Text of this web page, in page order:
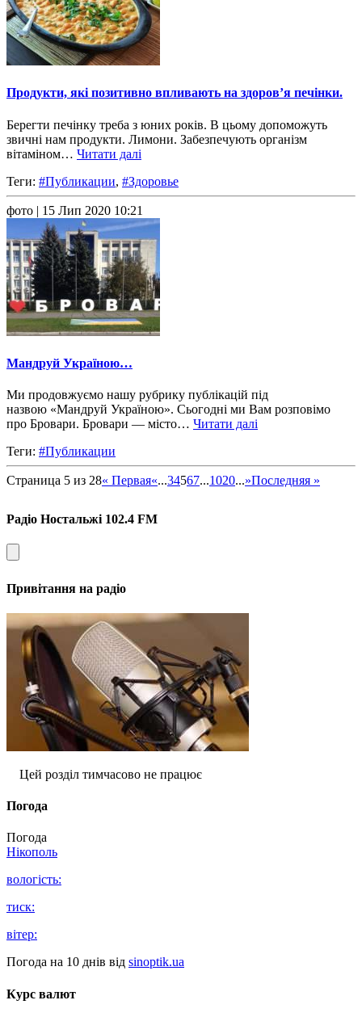
Продукти, які позитивно впливають на здоров’я печінки.
Берегти печінку треба з юних років. В цьому допоможуть
звичні нам продукти. Лимони. Забезпечують організм
вітаміном… Читати далі
Теги: #Публикации, #Здоровье
фото | 15 Лип 2020 10:21
Мандруй Україною…
Ми продовжуємо нашу рубрику публікацій під
назвою «Мандруй Україною». Сьогодні ми Вам розповімо
про Бровари. Бровари — місто… Читати далі
Теги: #Публикации
Страница 5 из 28« Первая«...34567...1020...»Последняя »
Радіо Ностальжі 102.4 FM
Привітання на радіо
Цей розділ тимчасово не працює
Погода
Погода
Нікополь
вологість:
тиск:
вітер:
Погода на 10 днів від sinoptik.ua
Курс валют